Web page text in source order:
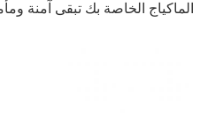
الماكياج الخاصة بك تبقى آمنة